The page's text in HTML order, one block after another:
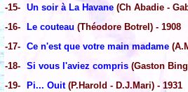
-15- Un soir à La Havane (Ch Abadie -
-16-
Le couteau (Théodore Botrel) - 1908
-17- Ce n'est que votre main madame
-18- Si vous l'aviez compris (Gaston
-19-
Pi... Ouit (P.Harold - D.J.Mari) - 1931